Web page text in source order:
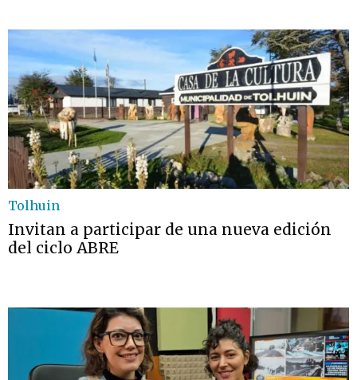
Tolhuin
Invitan a participar de una nueva edición
del ciclo ABRE